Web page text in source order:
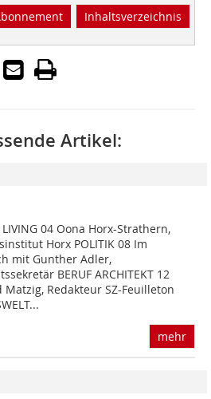
Inhaltsverzeichnis
Artikel:
LIVING 04 Oona Horx-Strathern,
Horx POLITIK 08 Im
mit Gunther Adler,
BERUF ARCHITEKT 12
Matzig, Redakteur SZ-Feuilleton
mehr